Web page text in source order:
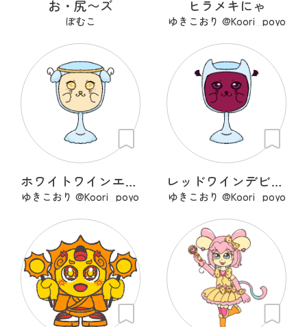
お・尻〜ズ
ぽむこ
ヒラメキにゃ
ゆきこおり @Koori_poyo
ホワイトワインエンジェル
ゆきこおり @Koori_poyo
レッドワインデビル。
ゆきこおり @Koori_poyo